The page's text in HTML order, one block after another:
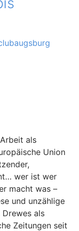
als
Union
wer ist wer
macht was –
und unzählige
als
Zeitungen seit